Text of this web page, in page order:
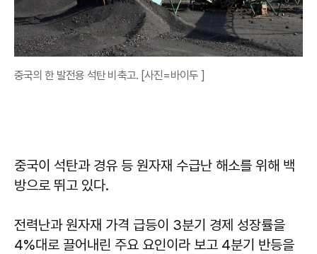
중국의 한 발전용 석탄 비축고. [사진=바이두 ]
중국이 석탄과 경유 등 원자재 수급난 해소를 위해 백
방으로 뛰고 있다.
전력난과 원자재 가격 급등이 3분기 경제 성장률을
4%대로 끌어내린 주요 요인이라 보고 4분기 반등을